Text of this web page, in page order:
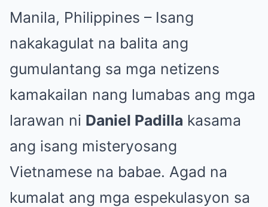
Manila, Philippines – Isang
nakakagulat na balita ang
gumulantang sa mga netizens
kamakailan nang lumabas ang mga
larawan ni Daniel Padilla kasama
ang isang misteryosang
Vietnamese na babae. Agad na
kumalat ang mga espekulasyon sa